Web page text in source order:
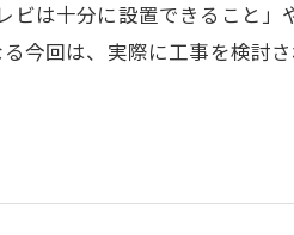
ビは十分に設置できること」
今回は、実際に工事を検討